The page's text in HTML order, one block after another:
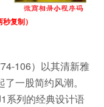
复制）
106）以其清新雅
一股简约风潮。
系列的经典设计语